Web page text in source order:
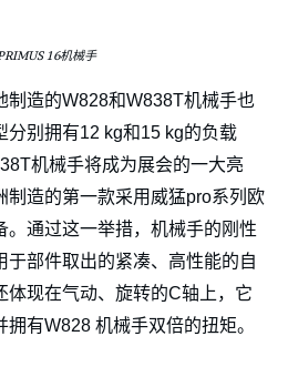
16机械手
制造的W828和W838T机械手也
分别拥有12 kg和15 kg的负载
机械手将成为展会的一大亮
制造的第一款采用威猛pro系列欧
。通过这一举措，机械手的刚性
于部件取出的紧凑、高性能的自
体现在气动、旋转的C轴上，它
有W828 机械手双倍的扭矩。